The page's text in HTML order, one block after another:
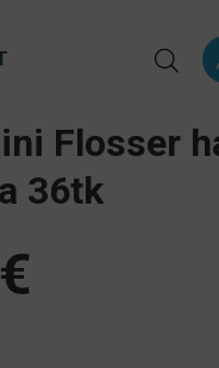
Flosser
36tk
€